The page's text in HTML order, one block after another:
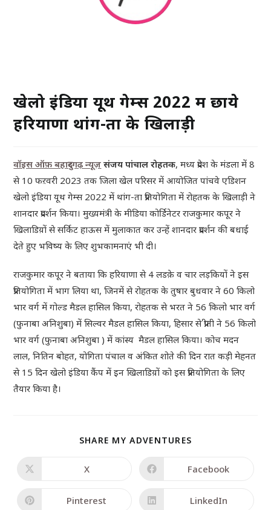
खेलो इंडिया यूथ गेम्स 2022 में छाये
हरियाणा थांग-ता के खिलाड़ी
वॉइस ऑफ़ बहादुरगढ़ न्यूज़ संजय पांचाल रोहतक, मध्य प्रदेश के मंडला में 8
से 10 फऱवरी 2023 तक जिला खेल परिसर में आयोजित पांचवे एडिशन
खेलो इंडिया यूथ गेम्स 2022 में थांग-ता प्रतियोगिता में रोहतक के खिलाड़ी ने
शानदार प्रदर्शन किया। मुख्यमंत्री के मीडिया कोर्डिनेटर राजकुमार कपूर ने
खिलाडिय़ों से सर्किट हाऊस में मुलाकात कर उन्हें शानदार प्रदर्शन की बधाई
देते हुए भविष्य के लिए शुभकामनाएं भी दी।
राजकुमार कपूर ने बताया कि हरियाणा से 4 लडक़े व चार लड़कियों ने इस
प्रतियोगिता में भाग लिया था, जिनमें से रोहतक के तुषार बुधवार ने 60 किलो
भार वर्ग में गोल्ड मैडल हासिल किया, रोहतक से भरत ने 56 किलो भार वर्ग
(फुनाबा अनिशुबा) में सिल्वर मैडल हासिल किया, हिसार से प्रीती ने 56 किलो
भार वर्ग (फुनाबा अनिशुबा ) में कांस्य मैडल हासिल किया। कोच मदन
लाल, नितिन बोहत, योगिता पंचाल व अंकित शोते की दिन रात कड़ी मेहनत
से 15 दिन खेलो इंडिया कैंप में इन खिलाडिय़ों को इस प्रतियोगिता के लिए
तैयार किया है।
SHARE MY ADVENTURES
X Facebook
Pinterest LinkedIn